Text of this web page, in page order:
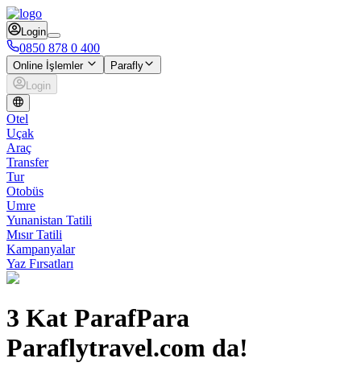
Login
0850 878 0 400
Online İşlemler
Parafly
Login
Otel
Uçak
Araç
Transfer
Tur
Otobüs
Umre
Yunanistan Tatili
Mısır Tatili
Kampanyalar
Yaz Fırsatları
3 Kat ParafPara
Paraflytravel.com da!